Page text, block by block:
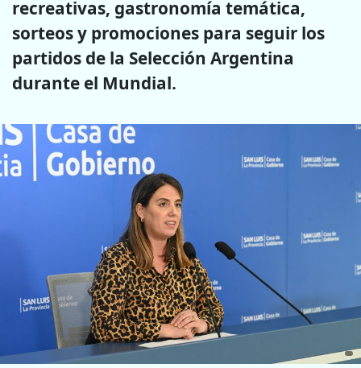
recreativas, gastronomía temática,
sorteos y promociones para seguir los
partidos de la Selección Argentina
durante el Mundial.